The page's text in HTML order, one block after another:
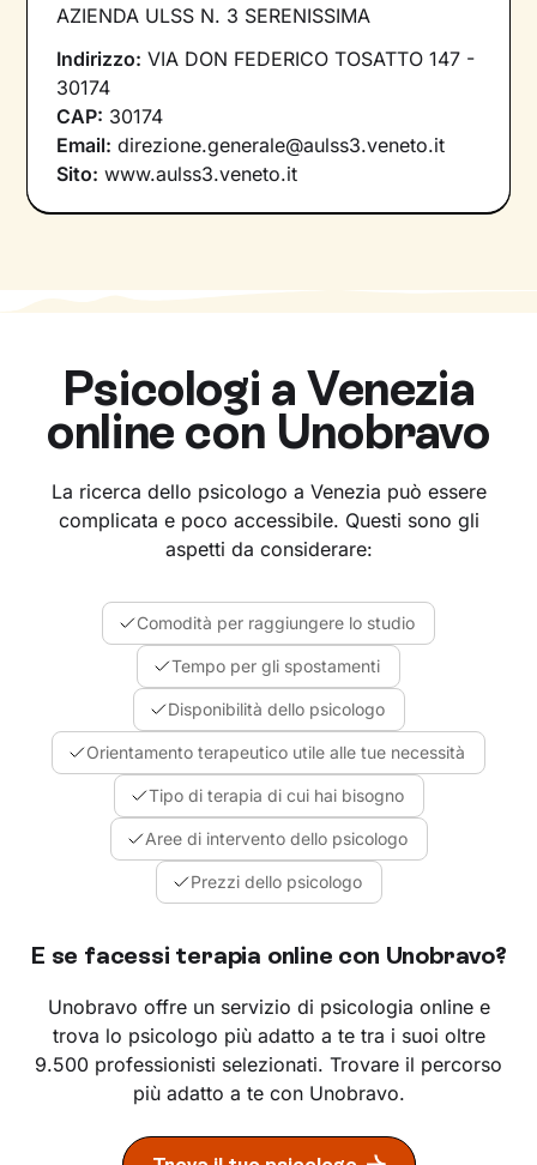
AZIENDA ULSS N. 3 SERENISSIMA
Indirizzo: VIA DON FEDERICO TOSATTO 147 -
30174
CAP: 30174
Email: direzione.generale@aulss3.veneto.it
Sito: www.aulss3.veneto.it
Psicologi a Venezia
online con Unobravo
La ricerca dello psicologo a Venezia può essere
complicata e poco accessibile. Questi sono gli
aspetti da considerare:
Comodità per raggiungere lo studio
Tempo per gli spostamenti
Disponibilità dello psicologo
Orientamento terapeutico utile alle tue necessità
Tipo di terapia di cui hai bisogno
Aree di intervento dello psicologo
Prezzi dello psicologo
E se facessi terapia online con Unobravo?
Unobravo offre un servizio di psicologia online e
trova lo psicologo più adatto a te tra i suoi oltre
9.500 professionisti selezionati. Trovare il percorso
più adatto a te con Unobravo.